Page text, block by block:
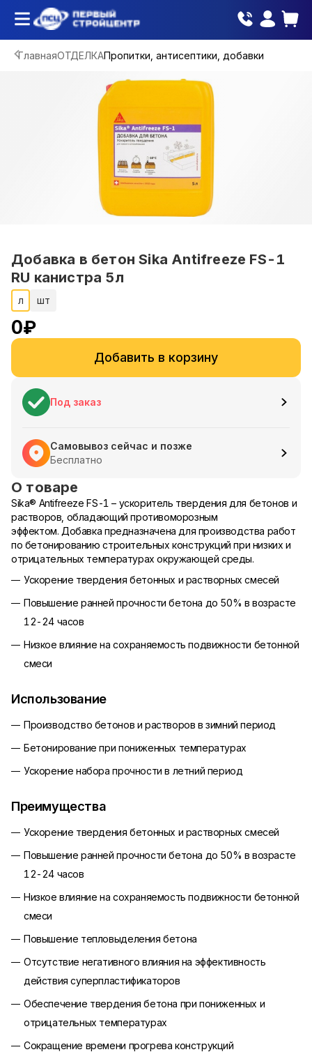
ГлавнаяОТДЕЛКАПропитки, антисептики, добавки
Добавка в бетон Sika Antifreeze FS-1
RU канистра 5л
л шт
0₽
Добавить в корзину
Под заказ
Самовывоз сейчас и позже
Бесплатно
О товаре
Sika® Antifreeze FS-1 – ускоритель твердения для бетонов и
растворов, обладающий противоморозным
эффектом. Добавка предназначена для производства работ
по бетонированию строительных конструкций при низких и
отрицательных температурах окружающей среды.
Ускорение твердения бетонных и растворных смесей
Повышение ранней прочности бетона до 50% в возрасте
12-24 часов
Низкое влияние на сохраняемость подвижности бетонной
смеси
Использование
Производство бетонов и растворов в зимний период
Бетонирование при пониженных температурах
Ускорение набора прочности в летний период
Преимущества
Ускорение твердения бетонных и растворных смесей
Повышение ранней прочности бетона до 50% в возрасте
12-24 часов
Низкое влияние на сохраняемость подвижности бетонной
смеси
Повышение тепловыделения бетона
Отсутствие негативного влияния на эффективность
действия суперпластификаторов
Обеспечение твердения бетона при пониженных и
отрицательных температурах
Сокращение времени прогрева конструкций